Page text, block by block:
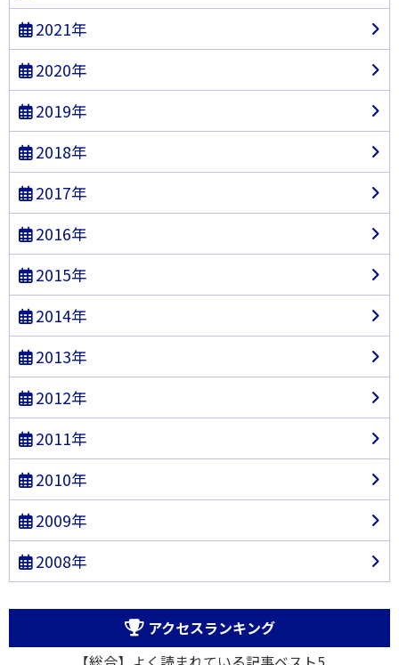
2021年
2020年
2019年
2018年
2017年
2016年
2015年
2014年
2013年
2012年
2011年
2010年
2009年
2008年
アクセスランキング